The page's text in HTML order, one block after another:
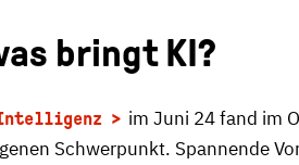
bringt KI?
Intelligenz im Juni 24 fand im
Schwerpunkt. Spannende